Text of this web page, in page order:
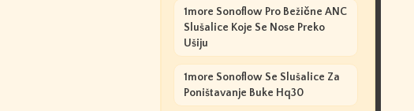
1more Sonoflow Pro Bežične ANC
Slušalice Koje Se Nose Preko
Ušiju
1more Sonoflow Se Slušalice Za
Poništavanje Buke Hq30